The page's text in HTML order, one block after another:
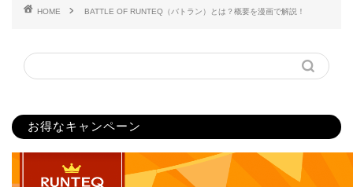
HOME BATTLE OF RUNTEQ（バトラン）とは？概要を漫画で解説！
お得なキャンペーン